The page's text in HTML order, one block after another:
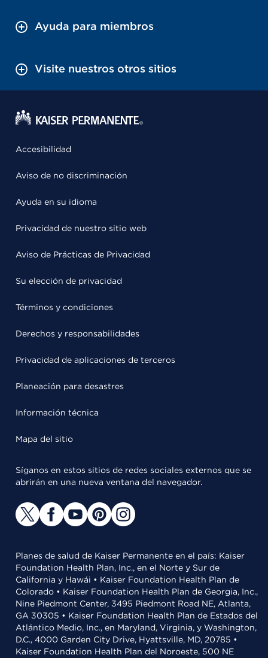
Ayuda para miembros
Visite nuestros otros sitios
Accesibilidad
Aviso de no discriminación
Ayuda en su idioma
Privacidad de nuestro sitio web
Aviso de Prácticas de Privacidad
Su elección de privacidad
Términos y condiciones
Derechos y responsabilidades
Privacidad de aplicaciones de terceros
Planeación para desastres
Información técnica
Mapa del sitio
Síganos en estos sitios de redes sociales externos que se
abrirán en una nueva ventana del navegador.
Planes de salud de Kaiser Permanente en el país: Kaiser
Foundation Health Plan, Inc., en el Norte y Sur de
California y Hawái • Kaiser Foundation Health Plan de
Colorado • Kaiser Foundation Health Plan de Georgia, Inc.,
Nine Piedmont Center, 3495 Piedmont Road NE, Atlanta,
GA 30305 • Kaiser Foundation Health Plan de Estados del
Atlántico Medio, Inc., en Maryland, Virginia, y Washington,
D.C., 4000 Garden City Drive, Hyattsville, MD, 20785 •
Kaiser Foundation Health Plan del Noroeste, 500 NE